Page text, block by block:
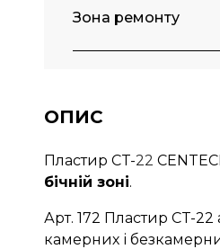
Зона ремонту
ОПИС
Пластир CT-22
бічній зоні.
Арт. 172 Пластир CT-
камерних і